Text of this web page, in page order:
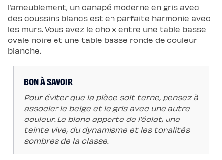
(dès
3
ans)
Lits
Lit
bébé
Lit
à
enfant
coffre
enfant
enfant
Accessoires
literie
Linges
lit
l’ameublement, un canapé moderne en gris avec
des coussins blancs est en parfaite harmonie avec
les murs. Vous avez le choix entre une table basse
ovale noire et une table basse ronde de couleur
blanche.
BON À SAVOIR
Pour éviter que la pièce soit terne, pensez à
associer le beige et le gris avec une autre
couleur. Le blanc apporte de l’éclat, une
teinte vive, du dynamisme et les tonalités
sombres de la classe.